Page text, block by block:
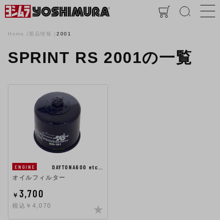
Home 製品情報 2001
SPRINT RS 2001の一覧
ENGINE
DAYTONA600 etc…
オイルフィルター
￥ 3,700
税込￥4,070